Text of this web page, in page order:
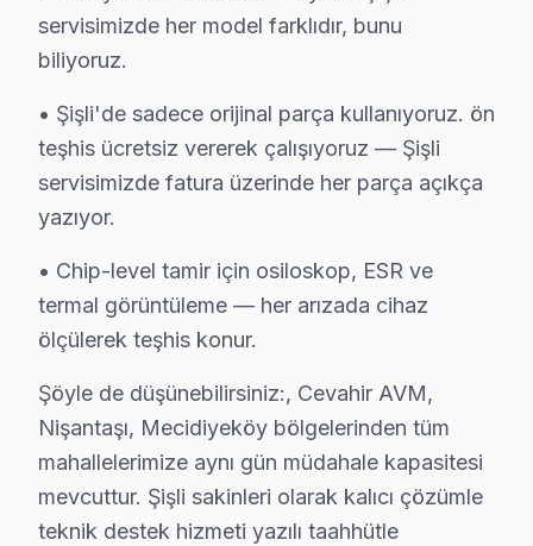
Şişli, İstanbul'un köklü ilçelerinden biri olup bölgemizdeki
Şişli ilçesi, çok çeşitli yaş gruplarından oluşan bir
Şişli'nin coğrafi konumu, ulaşım ağı ve mahalle
Örneğin, yaşlı bireyler sıklıkla Hisense 32A5600
Şişli Mahallelerinde Hisense Servis: Kuşak
Şişli'de Hisense televizyonlarıyla ilgili en sık
İkinci sorun, "Ses kaybı" olarak bilinen durumdur.
Üçüncü olarak "Yazılım hatası" sıklıkla genç
Dördüncü sorun, "Backlight arızası"dır. Bu durum,
Son olarak, "Anakart arızası" sıkça karşılaşılan bir
servisimizde her model farklıdır, bunu
biliyoruz.
• Şişli'de sadece orijinal parça kullanıyoruz. ön
teşhis ücretsiz vererek çalışıyoruz — Şişli
servisimizde fatura üzerinde her parça açıkça
yazıyor.
• Chip-level tamir için osiloskop, ESR ve
termal görüntüleme — her arızada cihaz
ölçülerek teşhis konur.
Şöyle de düşünebilirsiniz:, Cevahir AVM,
Nişantaşı, Mecidiyeköy bölgelerinden tüm
mahallelerimize aynı gün müdahale kapasitesi
mevcuttur. Şişli sakinleri olarak kalıcı çözümle
teknik destek hizmeti yazılı taahhütle